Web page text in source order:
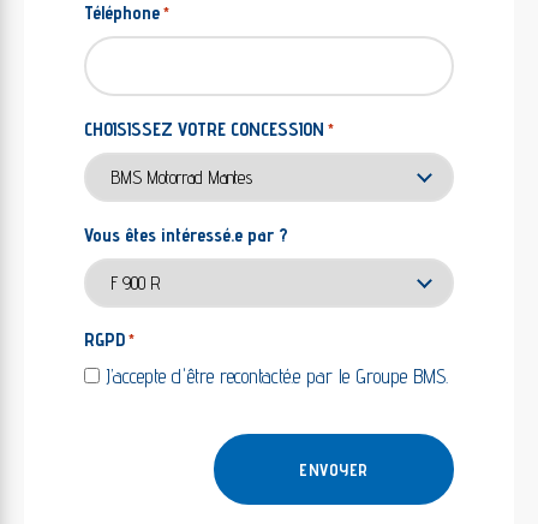
Téléphone *
CHOISISSEZ VOTRE CONCESSION *
Vous êtes intéressé.e par ?
RGPD *
J’accepte d'être recontacté.e par le Groupe BMS.